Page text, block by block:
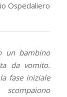
Ospedaliero
un bambino
da vomito.
fase iniziale